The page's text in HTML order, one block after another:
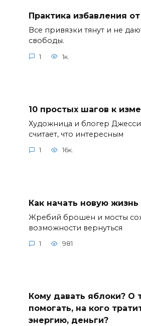
Практика избавления
Все привязки тянут и не
свободы.
1 1к.
10 простых шагов к
Художница и блогер
считает, что интересным
1 16к.
Как начать новую жизнь
Жребий брошен и мосты
возможности вернуться
1 981
Кому давать яблоки? О
помогать, на кого
энергию, деньги?